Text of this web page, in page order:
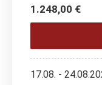
1.248,00 €
17.08. -